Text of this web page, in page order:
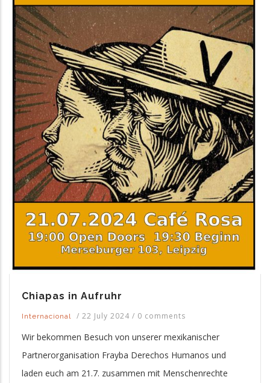
Chiapas in Aufruhr
Internacional / 22 July 2024 / 0 comments
Wir bekommen Besuch von unserer mexikanischer
Partnerorganisation Frayba Derechos Humanos und
laden euch am 21.7. zusammen mit Menschenrechte